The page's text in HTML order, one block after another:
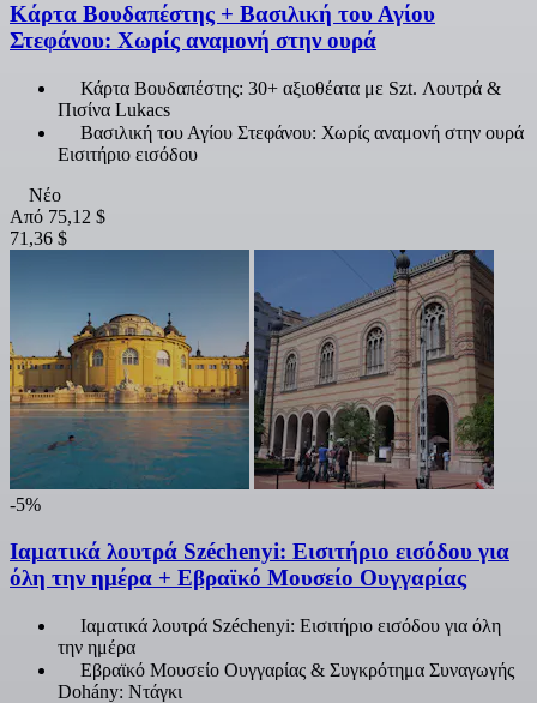
Κάρτα Βουδαπέστης + Βασιλική του Αγίου
Στεφάνου: Χωρίς αναμονή στην ουρά
Κάρτα Βουδαπέστης: 30+ αξιοθέατα με Szt. Λουτρά &
Πισίνα Lukacs
Βασιλική του Αγίου Στεφάνου: Χωρίς αναμονή στην ουρά
Εισιτήριο εισόδου
Νέο
Από 75,12 $
71,36 $
-5%
Ιαματικά λουτρά Széchenyi: Εισιτήριο εισόδου για
όλη την ημέρα + Εβραϊκό Μουσείο Ουγγαρίας
Ιαματικά λουτρά Széchenyi: Εισιτήριο εισόδου για όλη
την ημέρα
Εβραϊκό Μουσείο Ουγγαρίας & Συγκρότημα Συναγωγής
Dohány: Ντάγκι